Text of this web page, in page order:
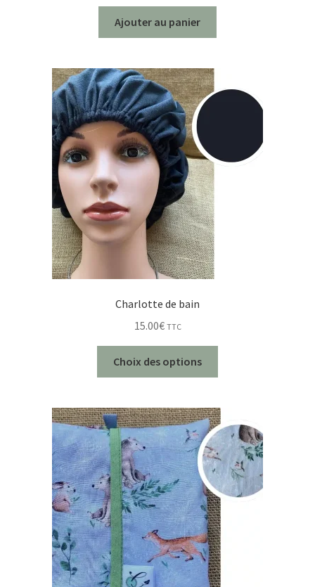
Ajouter au panier
Charlotte de bain
15.00€ TTC
Choix des options